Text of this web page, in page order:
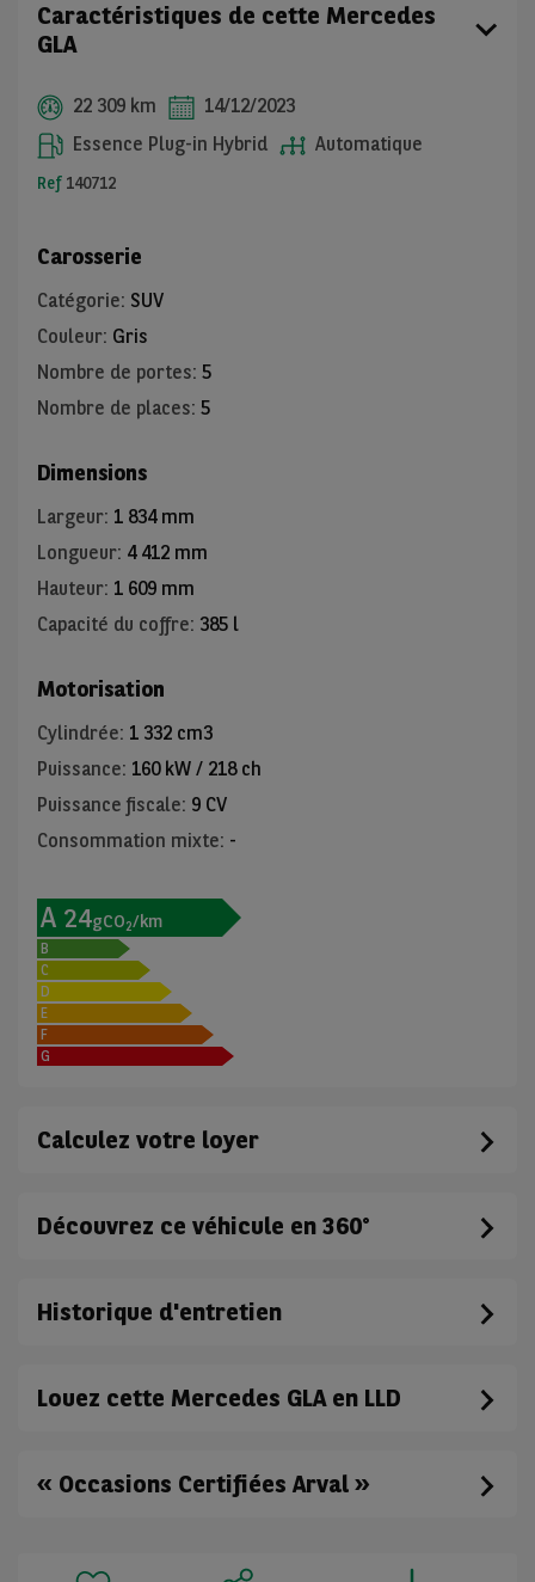
Caractéristiques de cette Mercedes
GLA
22 309 km
14/12/2023
Essence Plug-in Hybrid
Automatique
Ref 140712
Carosserie
Catégorie: SUV
Couleur: Gris
Nombre de portes: 5
Nombre de places: 5
Dimensions
Largeur: 1 834 mm
Longueur: 4 412 mm
Hauteur: 1 609 mm
Capacité du coffre: 385 l
Motorisation
Cylindrée: 1 332 cm3
Puissance: 160 kW / 218 ch
Puissance fiscale: 9 CV
Consommation mixte: -
A 24gCO2/km
B
C
D
E
F
G
Calculez votre loyer
Découvrez ce véhicule en 360°
Historique d'entretien
Louez cette Mercedes GLA en LLD
« Occasions Certifiées Arval »